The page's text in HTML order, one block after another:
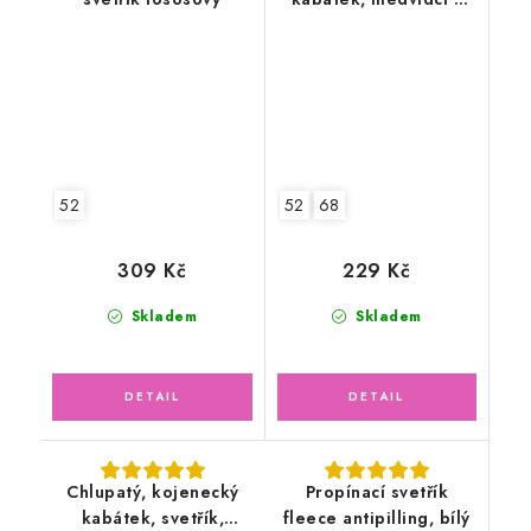
52
Skladem
309 Kč
52 68
Skladem
229 Kč
Chlupatý, kojenecký
kabátek, svetřík,
Propínací svetřík
fleece antipilling, bílý